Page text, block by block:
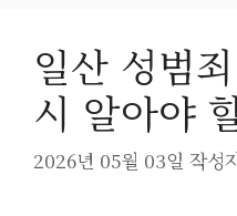
일산 성범
시 알아야
2026년 05월 03일 작성